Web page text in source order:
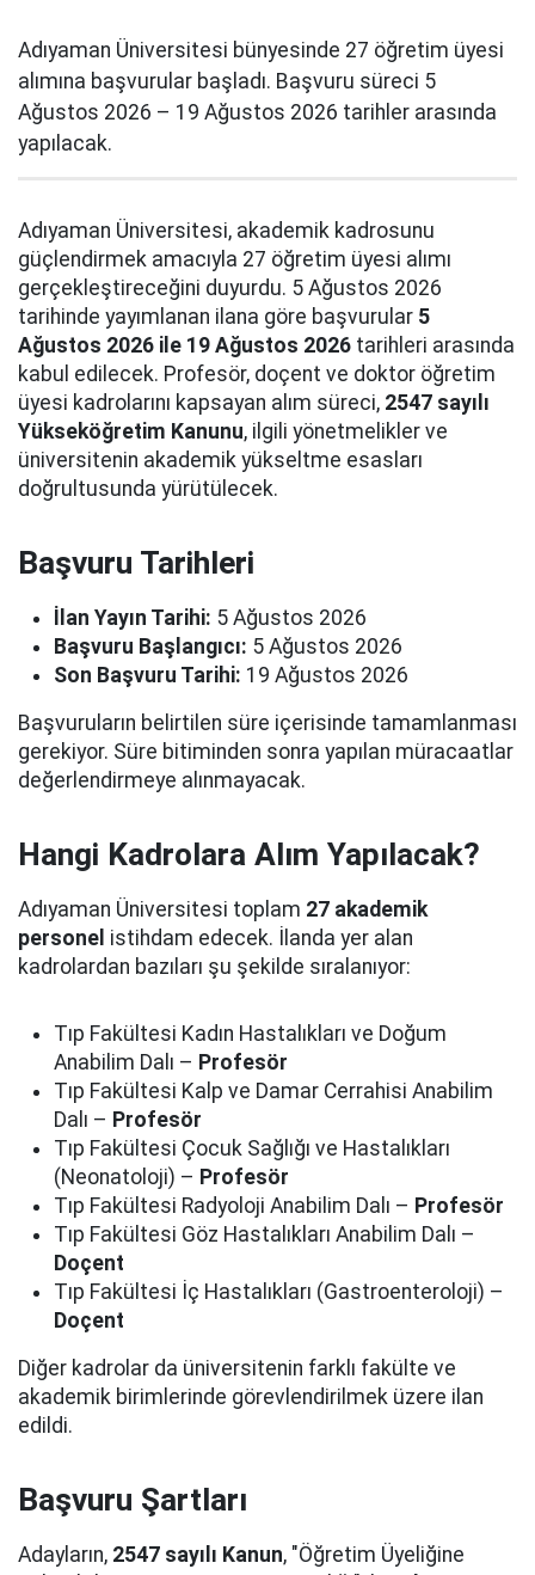
Adıyaman Üniversitesi bünyesinde 27 öğretim üyesi
alımına başvurular başladı. Başvuru süreci 5
Ağustos 2026 – 19 Ağustos 2026 tarihler arasında
yapılacak.
Adıyaman Üniversitesi, akademik kadrosunu
güçlendirmek amacıyla 27 öğretim üyesi alımı
gerçekleştireceğini duyurdu. 5 Ağustos 2026
tarihinde yayımlanan ilana göre başvurular 5
Ağustos 2026 ile 19 Ağustos 2026 tarihleri arasında
kabul edilecek. Profesör, doçent ve doktor öğretim
üyesi kadrolarını kapsayan alım süreci, 2547 sayılı
Yükseköğretim Kanunu, ilgili yönetmelikler ve
üniversitenin akademik yükseltme esasları
doğrultusunda yürütülecek.
Başvuru Tarihleri
İlan Yayın Tarihi: 5 Ağustos 2026
Başvuru Başlangıcı: 5 Ağustos 2026
Son Başvuru Tarihi: 19 Ağustos 2026
Başvuruların belirtilen süre içerisinde tamamlanması
gerekiyor. Süre bitiminden sonra yapılan müracaatlar
değerlendirmeye alınmayacak.
Hangi Kadrolara Alım Yapılacak?
Adıyaman Üniversitesi toplam 27 akademik
personel istihdam edecek. İlanda yer alan
kadrolardan bazıları şu şekilde sıralanıyor:
Tıp Fakültesi Kadın Hastalıkları ve Doğum
Anabilim Dalı – Profesör
Tıp Fakültesi Kalp ve Damar Cerrahisi Anabilim
Dalı – Profesör
Tıp Fakültesi Çocuk Sağlığı ve Hastalıkları
(Neonatoloji) – Profesör
Tıp Fakültesi Radyoloji Anabilim Dalı – Profesör
Tıp Fakültesi Göz Hastalıkları Anabilim Dalı –
Doçent
Tıp Fakültesi İç Hastalıkları (Gastroenteroloji) –
Doçent
Diğer kadrolar da üniversitenin farklı fakülte ve
akademik birimlerinde görevlendirilmek üzere ilan
edildi.
Başvuru Şartları
Adayların, 2547 sayılı Kanun, "Öğretim Üyeliğine